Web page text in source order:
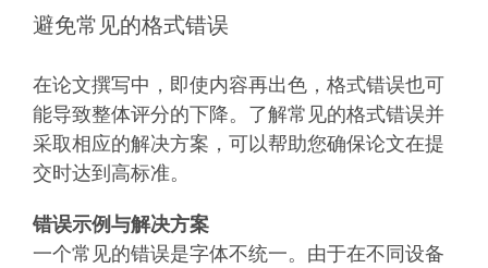
避免常见的格式错误
在论文撰写中，即使内容再出色，格式错误也可
能导致整体评分的下降。了解常见的格式错误并
采取相应的解决方案，可以帮助您确保论文在提
交时达到高标准。
错误示例与解决方案
一个常见的错误是字体不统一。由于在不同设备